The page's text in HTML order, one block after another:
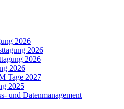
2026
2026
2026
2026
Tage 2027
2025
und Datenmanagement